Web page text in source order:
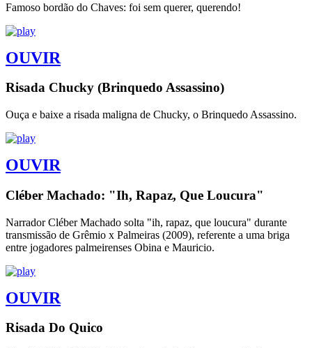
Famoso bordão do Chaves: foi sem querer, querendo!
OUVIR
Risada Chucky (Brinquedo Assassino)
Ouça e baixe a risada maligna de Chucky, o Brinquedo Assassino.
OUVIR
Cléber Machado: "Ih, Rapaz, Que Loucura"
Narrador Cléber Machado solta "ih, rapaz, que loucura" durante
transmissão de Grêmio x Palmeiras (2009), referente a uma briga
entre jogadores palmeirenses Obina e Mauricio.
OUVIR
Risada Do Quico